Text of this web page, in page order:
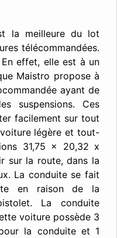
la meilleure du lot
télécommandées.
En effet, elle est à un
Maistro propose à
ayant de
suspensions. Ces
facilement sur tout
légère et tout-
31,75 x 20,32 x
sur la route, dans la
La conduite se fait
en raison de la
La conduite
voiture possède 3
la conduite et 1